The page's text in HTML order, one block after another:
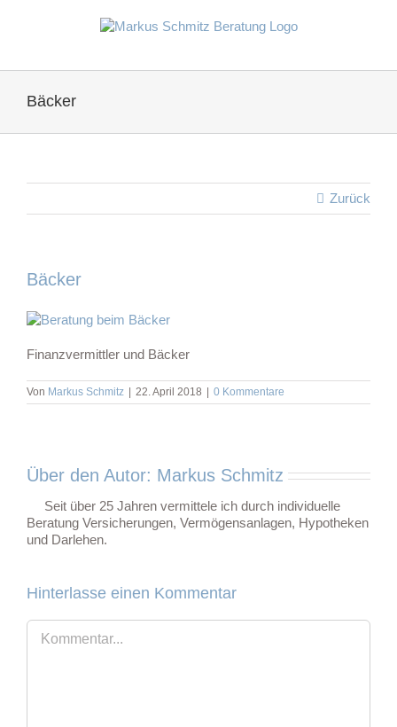
Bäcker
Zurück
Bäcker
Finanzvermittler und Bäcker
Von Markus Schmitz 22. April 2018 0 Kommentare
Über den Autor: Markus Schmitz
Seit über 25 Jahren vermittele ich durch individuelle
Beratung Versicherungen, Vermögensanlagen, Hypotheken
und Darlehen.
Hinterlasse einen Kommentar
Kommentar